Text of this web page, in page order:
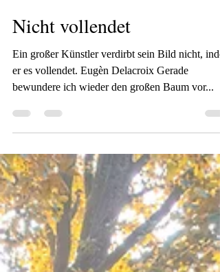
Christine Nöh
3. Okt. 2024
1 Min. Lesezeit
Nicht vollendet
Ein großer Künstler verdirbt sein Bild nicht,
er es vollendet. Eugèn Delacroix Gerade
bewundere ich wieder den großen Baum vor...